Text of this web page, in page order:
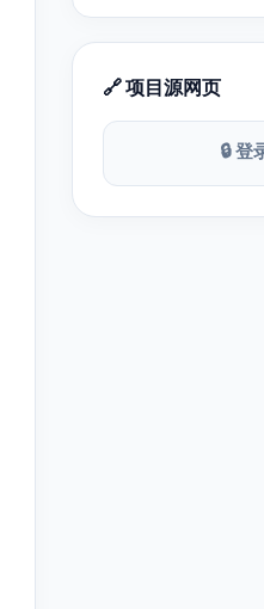
🔗 项目源网页
🔒 登